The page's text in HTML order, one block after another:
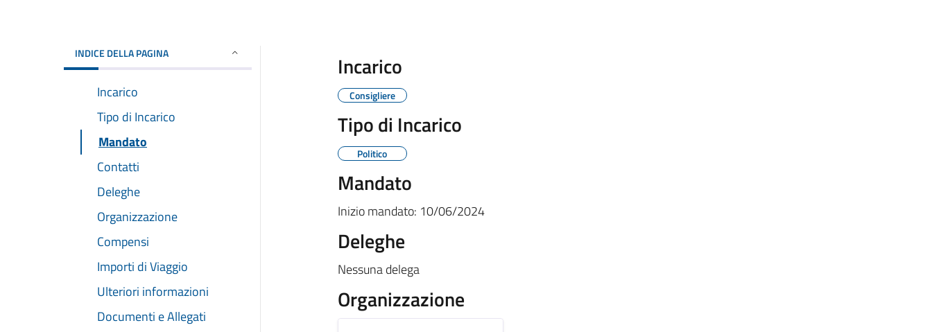
INDICE DELLA PAGINA
Incarico
Tipo di Incarico
Mandato
Contatti
Deleghe
Organizzazione
Compensi
Importi di Viaggio
Ulteriori informazioni
Documenti e Allegati
Incarico
Consigliere
Tipo di Incarico
Politico
Mandato
Inizio mandato: 10/06/2024
Deleghe
Nessuna delega
Organizzazione